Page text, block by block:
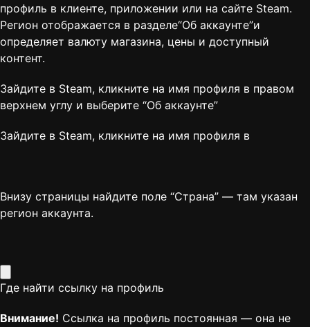
профиль в клиенте, приложении или на сайте Steam.
Регион отображается в разделе“Об аккаунте”и
определяет валюту магазина, цены и доступный
контент.
Зайдите в Steam, кликните на имя профиля в правом
верхнем углу и выберите “Об аккаунте”
Зайдите в Steam, кликните на имя профиля в
Внизу страницы найдите поле “Страна” — там указан
регион аккаунта.
Где найти ссылку на профиль
Внимание! Ссылка на профиль постоянная — она не